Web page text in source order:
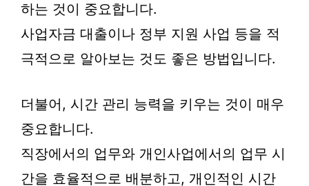
하는 것이 중요합니다.
사업자금 대출이나 정부 지원 사업 등을 적
극적으로 알아보는 것도 좋은 방법입니다.
더불어, 시간 관리 능력을 키우는 것이 매우
중요합니다.
직장에서의 업무와 개인사업에서의 업무 시
간을 효율적으로 배분하고, 개인적인 시간